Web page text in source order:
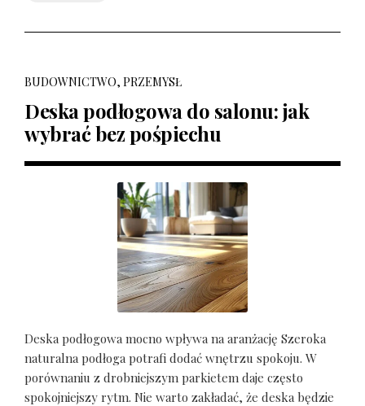
BUDOWNICTWO, PRZEMYSŁ
Deska podłogowa do salonu: jak
wybrać bez pośpiechu
Deska podłogowa mocno wpływa na aranżację Szeroka
naturalna podłoga potrafi dodać wnętrzu spokoju. W
porównaniu z drobniejszym parkietem daje często
spokojniejszy rytm. Nie warto zakładać, że deska będzie